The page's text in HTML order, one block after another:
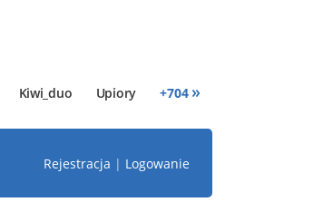
Kiwi_duo Upiory +704 »
Rejestracja | Logowanie